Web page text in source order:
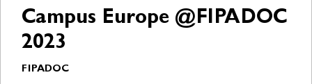
Campus Europe @FIPADOC
2023
FIPADOC